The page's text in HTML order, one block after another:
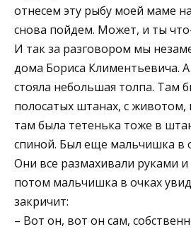
отнесем эту рыбу моей маме
снова пойдем. Может, и ты
И так за разговором мы
дома Бориса Климентьевича.
стояла небольшая толпа. Там
полосатых штанах, с
там была тетенька тоже в
спиной. Был еще мальчишка в
Они все размахивали руками
потом мальчишка в очках
закричит:
– Вот он, вот он сам,